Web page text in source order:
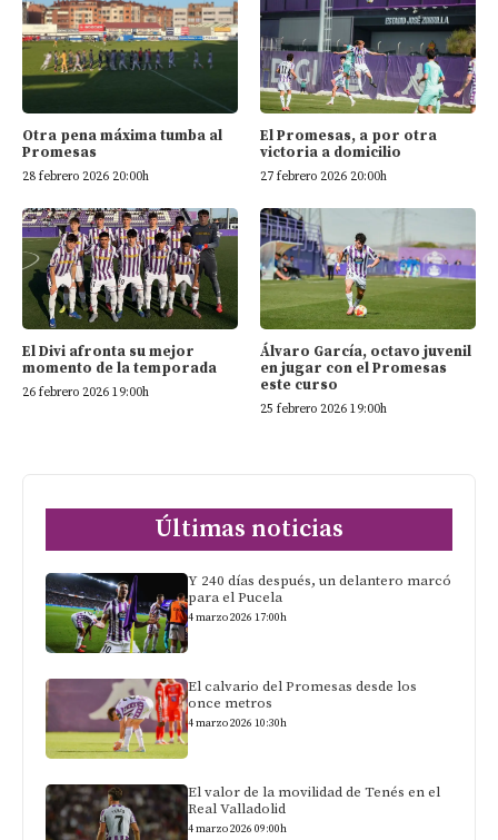
Otra pena máxima tumba al
Promesas
28 febrero 2026 20:00h
El Promesas, a por otra
victoria a domicilio
27 febrero 2026 20:00h
El Divi afronta su mejor
momento de la temporada
26 febrero 2026 19:00h
Álvaro García, octavo juvenil
en jugar con el Promesas
este curso
25 febrero 2026 19:00h
Últimas noticias
Y 240 días después, un delantero marcó
para el Pucela
4 marzo 2026 17:00h
El calvario del Promesas desde los
once metros
4 marzo 2026 10:30h
El valor de la movilidad de Tenés en el
Real Valladolid
4 marzo 2026 09:00h